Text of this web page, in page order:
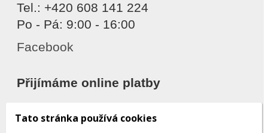
Tel.: +420 608 141 224
Po - Pá: 9:00 - 16:00
Facebook
Přijímáme online platby
Tato stránka používá cookies